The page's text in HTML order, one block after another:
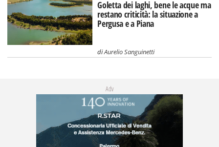
Goletta dei laghi, bene le acque ma
restano criticità: la situazione a
Pergusa e a Piana
diAurelio Sanguinetti
Adv